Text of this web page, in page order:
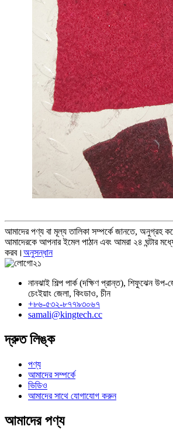
আমাদের পণ্য বা মূল্য তালিকা সম্পর্কে জানতে, অনুগ্রহ
আমাদেরকে আপনার ইমেল পাঠান এবং আমরা ২৪ ঘন্টার
করব। অনুসন্ধান
নানঝাই শিল্প পার্ক (দক্ষিণ প্রান্ত), শিফুঝেন উপ-
চেংইয়াং জেলা, কিংডাও, চীন
+৮৬-৫৩২-৮৭৭৯৩০৬৭
samali@kingtech.cc
দ্রুত লিঙ্ক
পণ্য
আমাদের সম্পর্কে
ভিডিও
আমাদের সাথে যোগাযোগ করুন
আমাদের পণ্য